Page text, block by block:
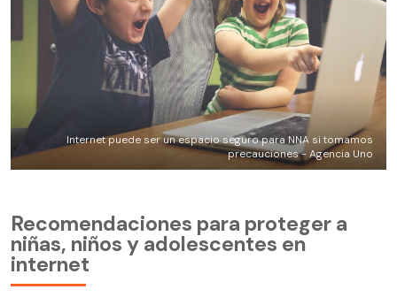
Internet puede ser un espacio seguro para NNA si tomamos
precauciones - Agencia Uno
Recomendaciones para proteger a
niñas, niños y adolescentes en
internet